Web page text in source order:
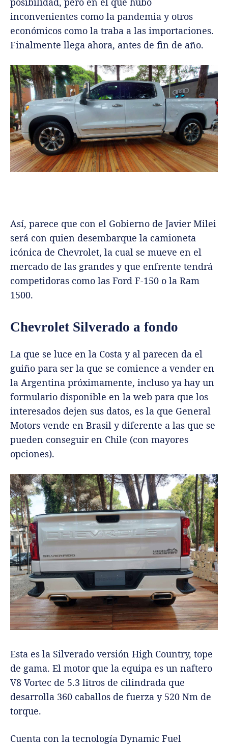
inconvenientes como la pandemia y otros
económicos como la traba a las importaciones.
Finalmente llega ahora, antes de fin de año.
Así, parece que con el Gobierno de Javier Milei
será con quien desembarque la camioneta
icónica de Chevrolet, la cual se mueve en el
mercado de las grandes y que enfrente tendrá
competidoras como las Ford F-150 o la Ram
1500.
Chevrolet Silverado a fondo
La que se luce en la Costa y al parecen da el
guiño para ser la que se comience a vender en
la Argentina próximamente, incluso ya hay un
formulario disponible en la web para que los
interesados dejen sus datos, es la que General
Motors vende en Brasil y diferente a las que se
pueden conseguir en Chile (con mayores
opciones).
Esta es la Silverado versión High Country, tope
de gama. El motor que la equipa es un naftero
V8 Vortec de 5.3 litros de cilindrada que
desarrolla 360 caballos de fuerza y 520 Nm de
torque.
Cuenta con la tecnología Dynamic Fuel